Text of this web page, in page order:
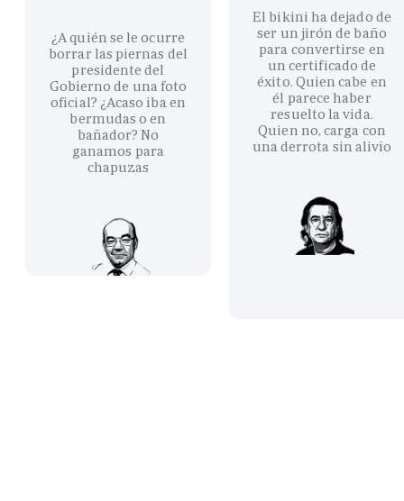
¿A quién se le ocurre
borrar las piernas del
presidente del
Gobierno de una foto
oficial? ¿Acaso iba en
bermudas o en
bañador? No
ganamos para
chapuzas
El bikini ha dejado de
ser un jirón de baño
para convertirse en
un certificado de
éxito. Quien cabe en
él parece haber
resuelto la vida.
Quien no, carga con
una derrota sin alivio